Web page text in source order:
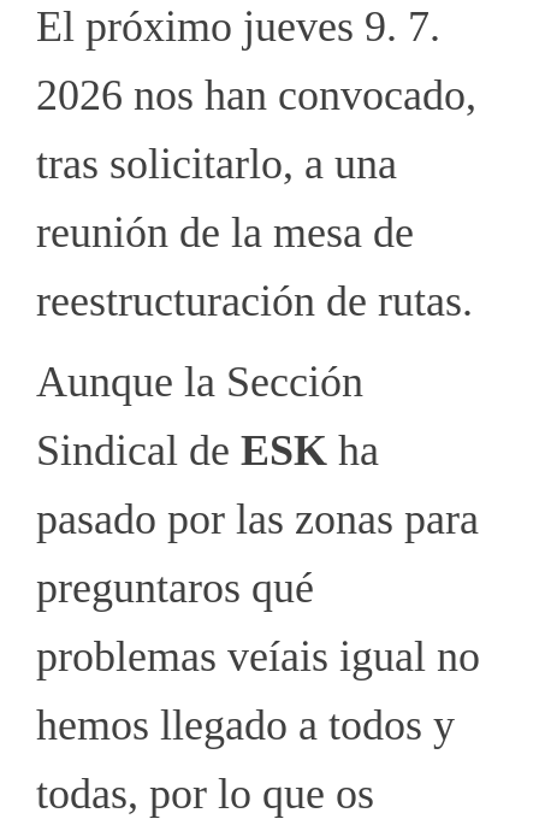
El próximo jueves 9. 7.
2026 nos han convocado,
tras solicitarlo, a una
reunión de la mesa de
reestructuración de rutas.
Aunque la Sección
Sindical de ESK ha
pasado por las zonas para
preguntaros qué
problemas veíais igual no
hemos llegado a todos y
todas, por lo que os